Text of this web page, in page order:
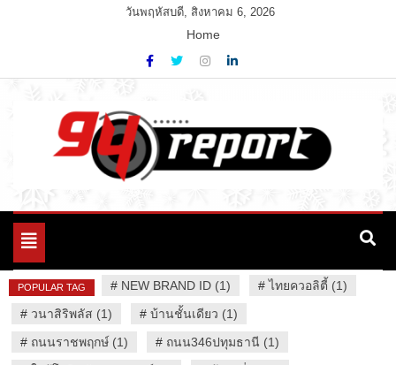
วันพฤหัสบดี, สิงหาคม 6, 2026
Home
94 Report.com
Variety News
Toggle
POPULAR TAG # NEW BRAND ID (1) #ไทยควอลิตี้ (1)
# วนาสิริพลัส (1) # บ้านชั้นเดียว (1)
# ถนนราชพฤกษ์ (1) # ถนน346ปทุมธานี (1)